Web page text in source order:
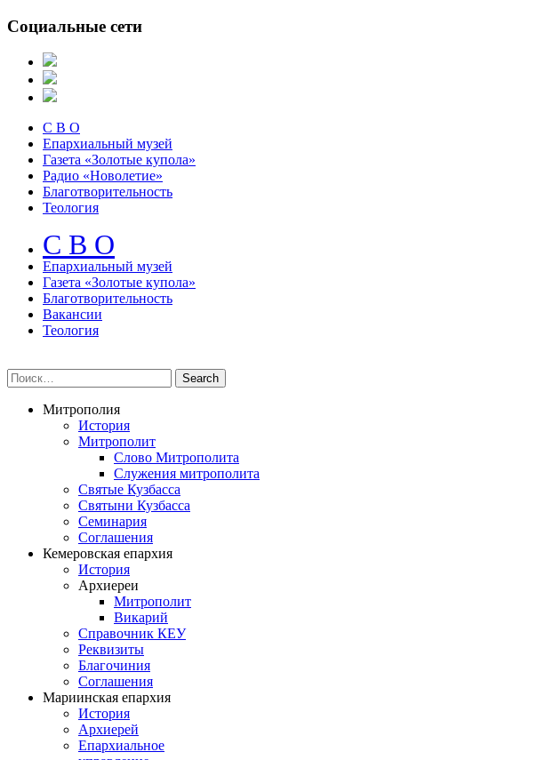
Социальные сети
С В О
Епархиальный музей
Газета «Золотые купола»
Радио «Новолетие»
Благотворительность
Теология
С В О
Епархиальный музeй
Газета «Золотые купола»
Благотворительность
Вакансии
Теология
Митрополия
История
Митрополит
Слово Митрополита
Служения митрополита
Святые Кузбасса
Святыни Кузбасса
Семинария
Соглашения
Кемеровская епархия
История
Архиереи
Митрополит
Викарий
Справочник КЕУ
Реквизиты
Благочиния
Соглашения
Мариинская епархия
История
Архиерей
Епархиальное